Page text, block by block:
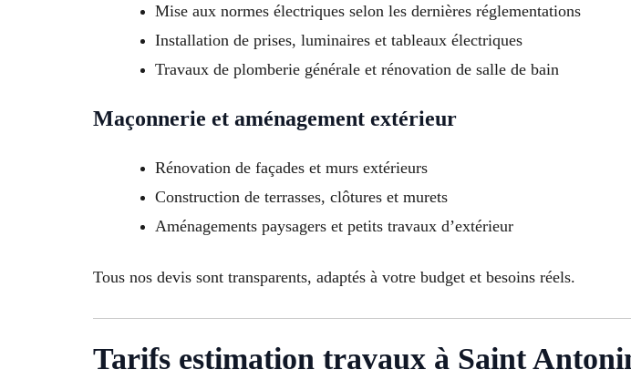
Mise aux normes électriques selon les dernières réglementations
Installation de prises, luminaires et tableaux électriques
Travaux de plomberie générale et rénovation de salle de bain
Maçonnerie et aménagement extérieur
Rénovation de façades et murs extérieurs
Construction de terrasses, clôtures et murets
Aménagements paysagers et petits travaux d’extérieur
Tous nos devis sont transparents, adaptés à votre budget et besoins réels.
Tarifs estimation travaux à Saint